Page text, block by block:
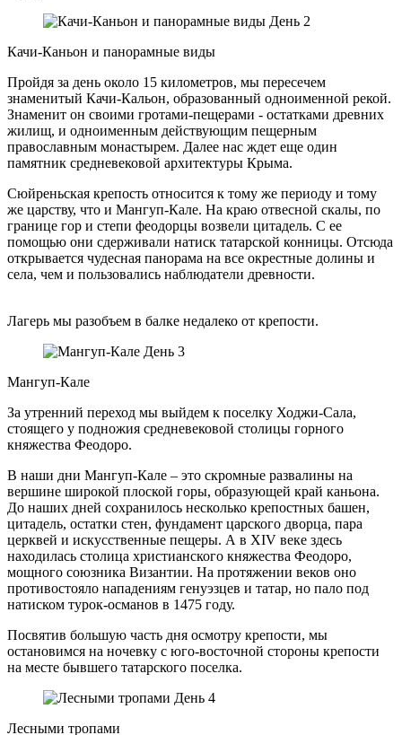
День 2
Качи-Каньон и панорамные виды
Пройдя за день около 15 километров, мы пересечем
знаменитый Качи-Кальон, образованный одноименной рекой.
Знаменит он своими гротами-пещерами - остатками древних
жилищ, и одноименным действующим пещерным
православным монастырем. Далее нас ждет еще один
памятник средневековой архитектуры Крыма.
Сюйреньская крепость относится к тому же периоду и тому
же царству, что и Мангуп-Кале. На краю отвесной скалы, по
границе гор и степи феодорцы возвели цитадель. С ее
помощью они сдерживали натиск татарской конницы. Отсюда
открывается чудесная панорама на все окрестные долины и
села, чем и пользовались наблюдатели древности.
Лагерь мы разобъем в балке недалеко от крепости.
День 3
Мангуп-Кале
За утренний переход мы выйдем к поселку Ходжи-Сала,
стоящего у подножия средневековой столицы горного
княжества Феодоро.
В наши дни Мангуп-Кале – это скромные развалины на
вершине широкой плоской горы, образующей край каньона.
До наших дней сохранилось несколько крепостных башен,
цитадель, остатки стен, фундамент царского дворца, пара
церквей и искусственные пещеры. А в XIV веке здесь
находилась столица христианского княжества Феодоро,
мощного союзника Византии. На протяжении веков оно
противостояло нападениям генуэзцев и татар, но пало под
натиском турок-османов в 1475 году.
Посвятив большую часть дня осмотру крепости, мы
остановимся на ночевку с юго-восточной стороны крепости
на месте бывшего татарского поселка.
День 4
Лесными тропами